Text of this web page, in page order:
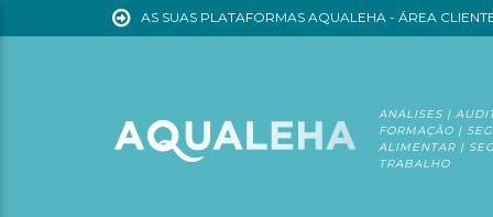
AS SUAS PLATAFORMAS AQUALEHA - ÁREA
ANÁLISES |
FORMAÇÃO |
ALIMENTAR |
TRABALHO